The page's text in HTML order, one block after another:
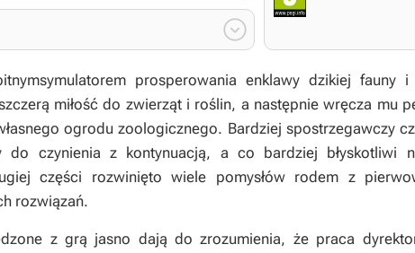

symulatorem prosperowania enklawy dzikiej fauny
miłość do zwierząt i roślin, a następnie wręcza mu
ogrodu zoologicznego. Bardziej spostrzegawczy
do czynienia z kontynuacją, a co bardziej błyskotliwi
części rozwinięto wiele pomysłów rodem z
rozwiązań.
z grą jasno dają do zrozumienia, że praca